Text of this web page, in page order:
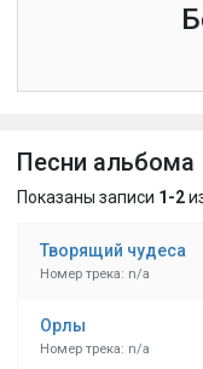
Песни альбома
Показаны записи 1-2
Творящий чудеса
Номер трека: n/a
Орлы
Номер трека: n/a